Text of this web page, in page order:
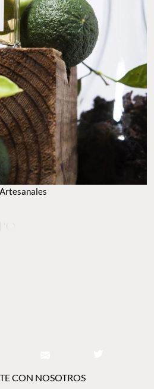
CON NOSOTROS